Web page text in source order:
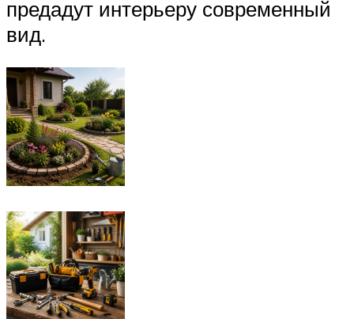
предадут интерьеру современный
вид.